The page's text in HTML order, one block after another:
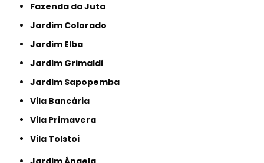
Fazenda da Juta
Jardim Colorado
Jardim Elba
Jardim Grimaldi
Jardim Sapopemba
Vila Bancária
Vila Primavera
Vila Tolstoi